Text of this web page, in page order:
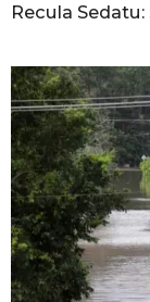
Recula Sedatu: